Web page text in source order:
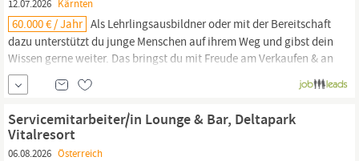
12.07.2026 Kärnten
60.000 € / Jahr Als Lehrlingsausbildner oder mit der Bereitschaft
dazu unterstützt du junge Menschen auf ihrem Weg und gibst dein
Wissen gerne weiter. Das bringst du mit Freude am Verkaufen & an
Beratung mit Servicegedanken. Erfahrung im Handel oder in
einem grünen Fachbereich - z. B. Gärtnerei/
(von Vorteil).
Du führst gerne, motivierst und willst...
Servicemitarbeiter/in Lounge & Bar, Deltapark
Vitalresort
06.08.2026 Österreich